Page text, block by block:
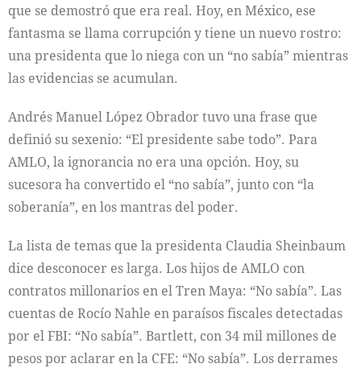
que se demostró que era real. Hoy, en México, ese
fantasma se llama corrupción y tiene un nuevo rostro:
una presidenta que lo niega con un “no sabía” mientras
las evidencias se acumulan.
Andrés Manuel López Obrador tuvo una frase que
definió su sexenio: “El presidente sabe todo”. Para
AMLO, la ignorancia no era una opción. Hoy, su
sucesora ha convertido el “no sabía”, junto con “la
soberanía”, en los mantras del poder.
La lista de temas que la presidenta Claudia Sheinbaum
dice desconocer es larga. Los hijos de AMLO con
contratos millonarios en el Tren Maya: “No sabía”. Las
cuentas de Rocío Nahle en paraísos fiscales detectadas
por el FBI: “No sabía”. Bartlett, con 34 mil millones de
pesos por aclarar en la CFE: “No sabía”. Los derrames